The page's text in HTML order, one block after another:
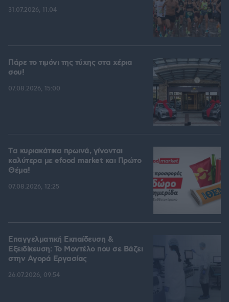
31.07.2026, 11:04
Πάρε το τιμόνι της τύχης στα χέρια
σου!
07.08.2026, 15:00
Tα κυριακάτικα πρωινά, γίνονται
καλύτερα με efood market και Πρώτο
Θέμα!
07.08.2026, 12:25
Επαγγελματική Εκπαίδευση &
Εξειδίκευση: Το Mοντέλο που σε Bάζει
στην Aγορά Eργασίας
26.07.2026, 09:54